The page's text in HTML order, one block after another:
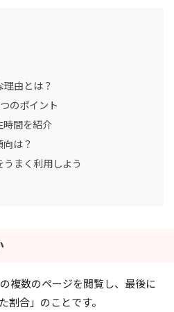
由とは？
のポイント
時間を紹介
は？
まく利用しよう
複数のページを閲覧し、最後に
割合」のことです。